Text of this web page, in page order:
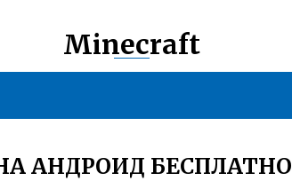
Minecraft
АНДРОИД БЕСПЛАТНО